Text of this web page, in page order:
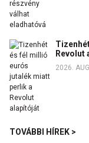
Revolut
2026.
TOVÁBBI HÍREK >